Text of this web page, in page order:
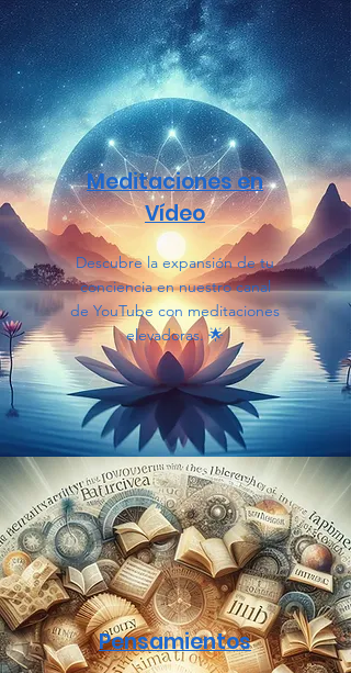
Meditacionesen
Vídeo
Descubre la expansión de tu
conciencia en nuestro canal
de YouTube con meditaciones
elevadoras. 🌟
Pensamientos